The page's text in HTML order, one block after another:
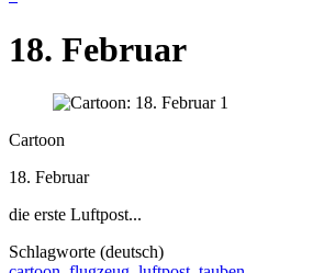
18. Februar
Cartoon
18. Februar
die erste Luftpost...
Schlagworte (deutsch)